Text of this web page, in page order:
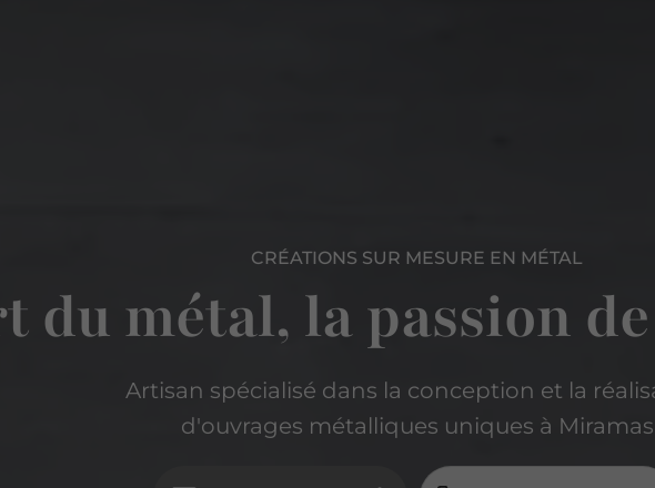
CRÉATIONS SUR MESURE EN MÉTAL
du métal, la passion
Artisan spécialisé dans la conception et la
d'ouvrages métalliques uniques à Miramas